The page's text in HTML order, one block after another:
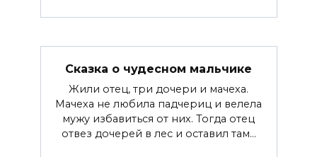
Сказка о чудесном мальчике
Жили отец, три дочери и мачеха.
Мачеха не любила падчериц и велела
мужу избавиться от них. Тогда отец
отвез дочерей в лес и оставил там…